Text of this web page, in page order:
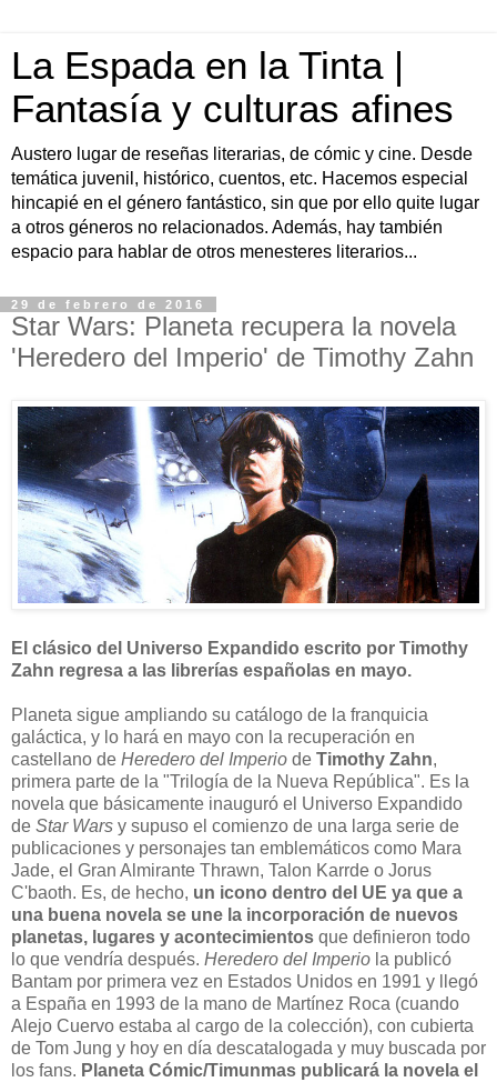
La Espada en la Tinta |
Fantasía y culturas afines
Austero lugar de reseñas literarias, de cómic y cine. Desde
temática juvenil, histórico, cuentos, etc. Hacemos especial
hincapié en el género fantástico, sin que por ello quite lugar
a otros géneros no relacionados. Además, hay también
espacio para hablar de otros menesteres literarios...
29 de febrero de 2016
Star Wars: Planeta recupera la novela
'Heredero del Imperio' de Timothy Zahn
El clásico del Universo Expandido escrito por Timothy
Zahn regresa a las librerías españolas en mayo.
P laneta sigue ampliando su catálogo de la franquicia
galáctica, y lo hará en mayo con la recuperación en
castellano de Heredero del Imperio de Timothy Zahn,
primera parte de la "Trilogía de la Nueva República". Es la
novela que básicamente inauguró el Universo Expandido
de Star Wars y supuso el comienzo de una larga serie de
publicaciones y personajes tan emblemáticos como Mara
Jade, el Gran Almirante Thrawn, Talon Karrde o Jorus
C'baoth. Es, de hecho, un icono dentro del UE ya que a
una buena novela se une la incorporación de nuevos
planetas, lugares y acontecimientos que definieron todo
lo que vendría después. Heredero del Imperio la publicó
Bantam por primera vez en Estados Unidos en 1991 y llegó
a España en 1993 de la mano de Martínez Roca (cuando
Alejo Cuervo estaba al cargo de la colección), con cubierta
de Tom Jung y hoy en día descatalogada y muy buscada por
los fans. Planeta Cómic/Timunmas publicará la novela el